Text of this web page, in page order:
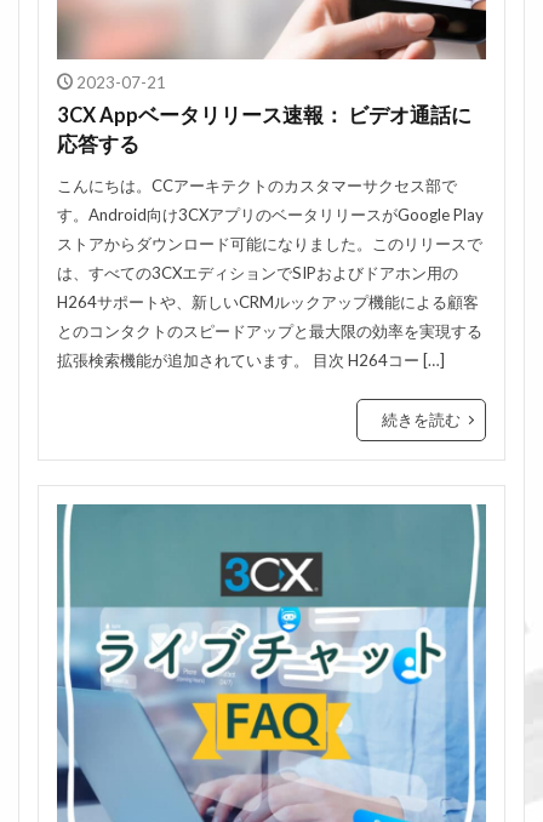
2023-07-21
3CX Appベータリリース速報： ビデオ通話に
応答する
こんにちは。CCアーキテクトのカスタマーサクセス部で
す。Android向け3CXアプリのベータリリースがGoogle Play
ストアからダウンロード可能になりました。このリリースで
は、すべての3CXエディションでSIPおよびドアホン用の
H264サポートや、新しいCRMルックアップ機能による顧客
とのコンタクトのスピードアップと最大限の効率を実現する
拡張検索機能が追加されています。 目次 H264コー […]
続きを読む